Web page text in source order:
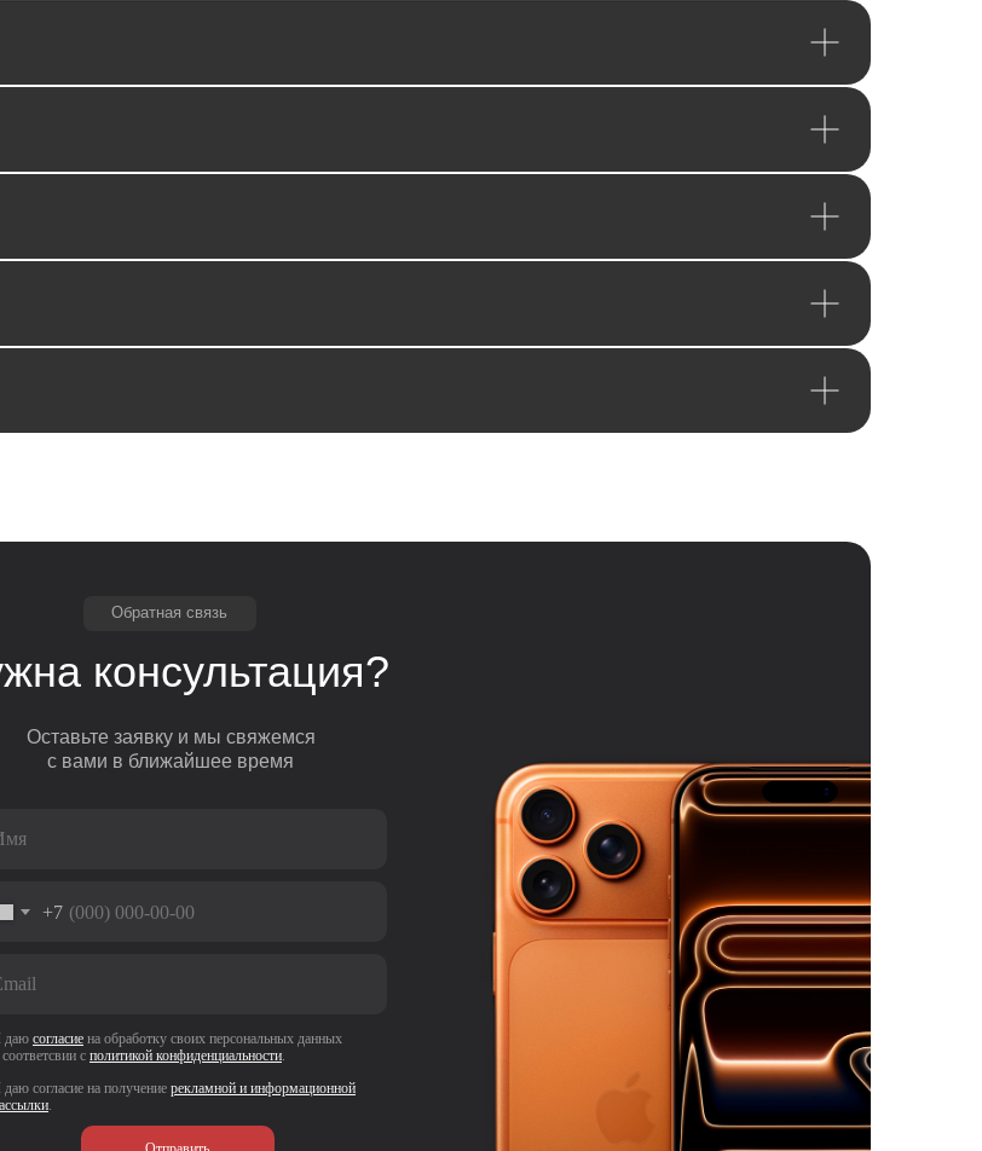
+7
даю согласие на обработку своих персональных данных
с политикой конфиденциальности
даю согласие на получение рекламной и информационной
консультация?
Обратная связь
Оставьте заявку и мы свяжемся
с вами в ближайшее время